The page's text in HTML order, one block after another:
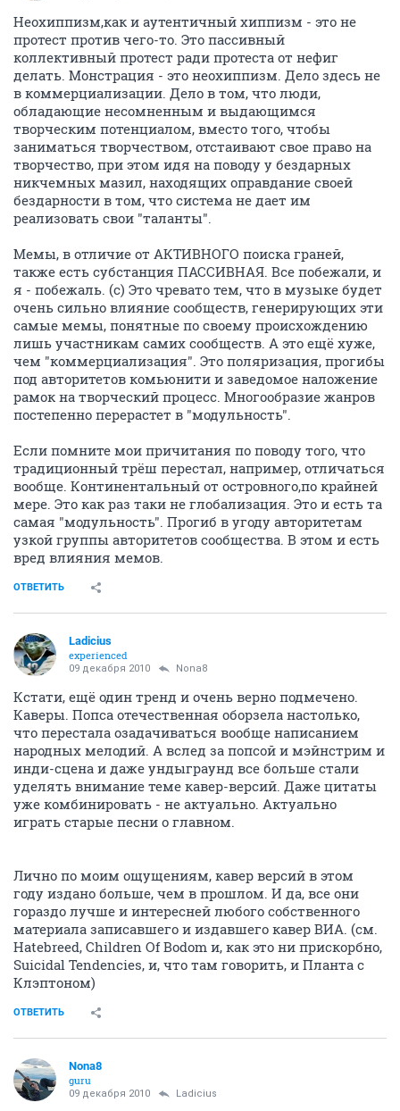
Неохиппизм,как и аутентичный хиппизм - это не
протест против чего-то. Это пассивный
коллективный протест ради протеста от нефиг
делать. Монстрация - это неохиппизм. Дело здесь не
в коммерциализации. Дело в том, что люди,
обладающие несомненным и выдающимся
творческим потенциалом, вместо того, чтобы
заниматься творчеством, отстаивают свое право на
творчество, при этом идя на поводу у бездарных
никчемных мазил, находящих оправдание своей
бездарности в том, что система не дает им
реализовать свои "таланты".
Мемы, в отличие от АКТИВНОГО поиска граней,
также есть субстанция ПАССИВНАЯ. Все побежали, и
я - побежаль. (с) Это чревато тем, что в музыке будет
очень сильно влияние сообществ, генерирующих эти
самые мемы, понятные по своему происхождению
лишь участникам самих сообществ. А это ещё хуже,
чем "коммерциализация". Это поляризация, прогибы
под авторитетов комьюнити и заведомое наложение
рамок на творческий процесс. Многообразие жанров
постепенно перерастет в "модульность".
Если помните мои причитания по поводу того, что
традиционный трёш перестал, например, отличаться
вообще. Континентальный от островного,по крайней
мере. Это как раз таки не глобализация. Это и есть та
самая "модульность". Прогиб в угоду авторитетам
узкой группы авторитетов сообщества. В этом и есть
вред влияния мемов.
ОТВЕТИТЬ
Ladicius
experienced
09 декабря 2010 Nona8
Кстати, ещё один тренд и очень верно подмечено.
Каверы. Попса отечественная оборзела настолько,
что перестала озадачиваться вообще написанием
народных мелодий. А вслед за попсой и мэйнстрим и
инди-сцена и даже ундыграунд все больше стали
уделять внимание теме кавер-версий. Даже цитаты
уже комбинировать - не актуально. Актуально
играть старые песни о главном.
Лично по моим ощущениям, кавер версий в этом
году издано больше, чем в прошлом. И да, все они
гораздо лучше и интересней любого собственного
материала записавшего и издавшего кавер ВИА. (см.
Hatebreed, Children Of Bodom и, как это ни прискорбно,
Suicidal Tendencies, и, что там говорить, и Планта с
Клэптоном)
ОТВЕТИТЬ
Nona8
guru
09 декабря 2010 Ladicius